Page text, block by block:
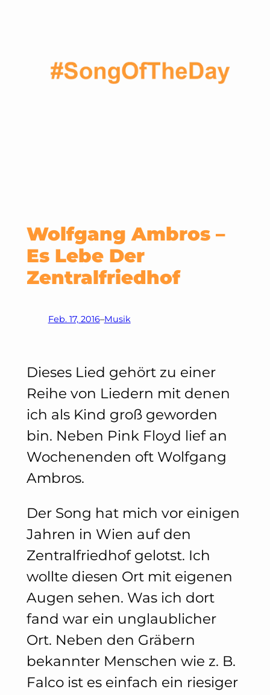
Wolfgang Ambros –
Es Lebe Der
Zentralfriedhof
Feb. 17, 2016–Musik
Dieses Lied gehört zu einer
Reihe von Liedern mit denen
ich als Kind groß geworden
bin. Neben Pink Floyd lief an
Wochenenden oft Wolfgang
Ambros.
Der Song hat mich vor einigen
Jahren in Wien auf den
Zentralfriedhof gelotst. Ich
wollte diesen Ort mit eigenen
Augen sehen. Was ich dort
fand war ein unglaublicher
Ort. Neben den Gräbern
bekannter Menschen wie z. B.
Falco ist es einfach ein riesiger